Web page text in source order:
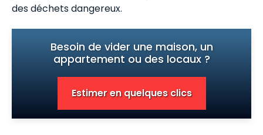
des déchets dangereux.
Besoin de vider une maison, un
appartement ou des locaux ?
Estimer en quelques clics